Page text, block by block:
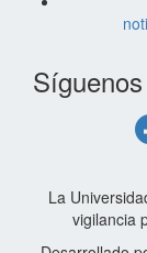
La
vigilancia